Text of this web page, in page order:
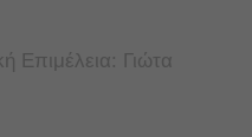
Επιμέλεια: Γιώτα